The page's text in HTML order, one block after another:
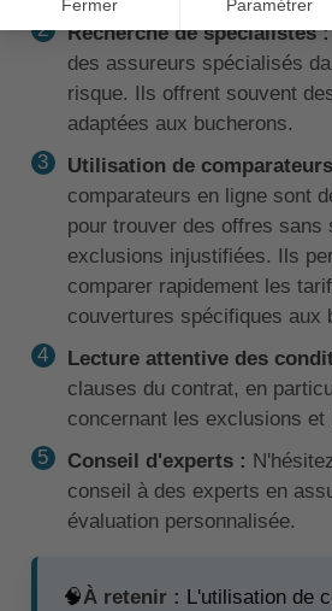
Recherche de spécialistes :
des assureurs spécialisés
risque. Ils offrent souvent
adaptées aux bucherons.
Utilisation de
comparateurs en ligne sont
pour trouver des offres sans
exclusions injustifiées. Ils
comparer rapidement les
couvertures spécifiques aux
Lecture attentive des
clauses du contrat, en
concernant les exclusions et
Conseil d'experts :
conseil à des experts en
évaluation personnalisée.
🧠À retenir : L'utilisation de